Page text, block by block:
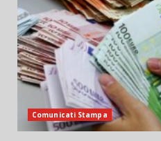
Comunicati Stampa